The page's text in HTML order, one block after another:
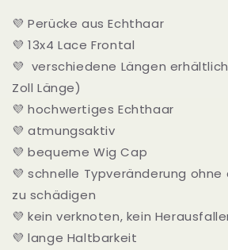
💜 Perücke aus Echthaar
💜 13x4 Lace Frontal
💜 verschiedene Längen
Zoll Länge)
💜 hochwertiges Echthaar
💜 atmungsaktiv
💜 bequeme Wig Cap
💜 schnelle Typveränderung
zu schädigen
💜 kein verknoten, kein
💜 lange Haltbarkeit